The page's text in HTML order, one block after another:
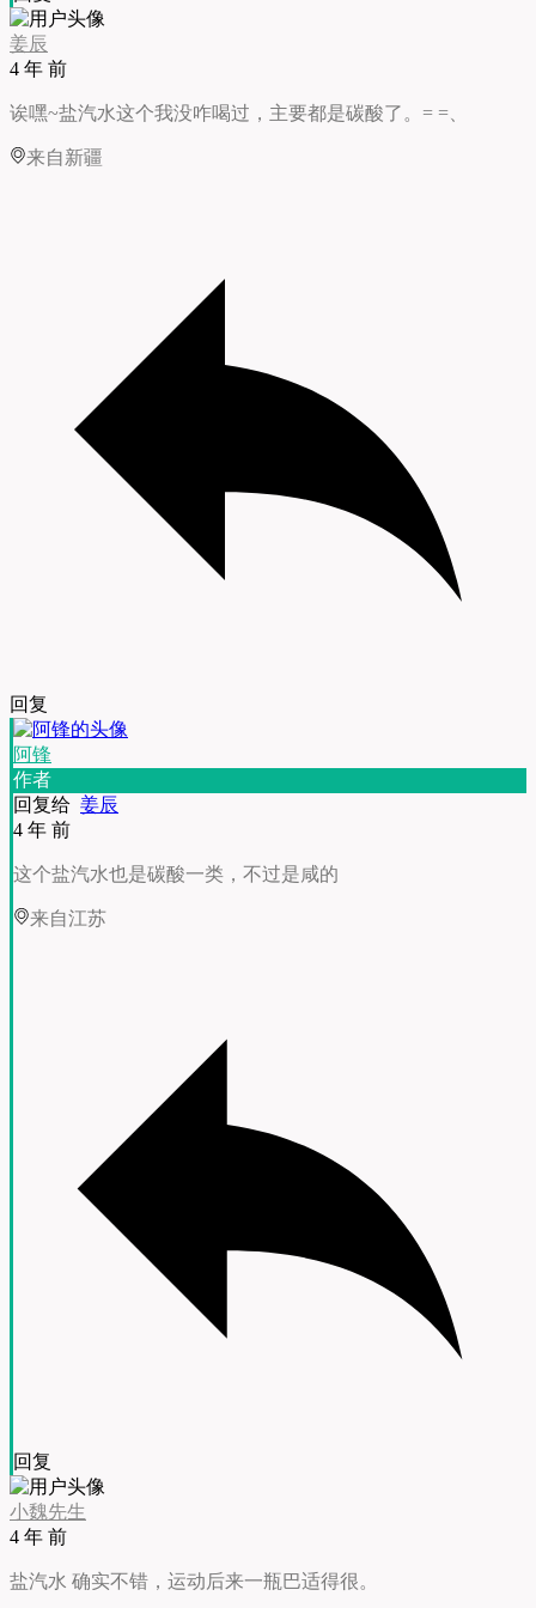
姜辰
4 年 前
诶嘿~盐汽水这个我没咋喝过，主要都是碳酸了。= =、
来自新疆
回复
阿锋
作者
回复给 姜辰
4 年 前
这个盐汽水也是碳酸一类，不过是咸的
来自江苏
回复
小魏先生
4 年 前
盐汽水 确实不错，运动后来一瓶巴适得很。